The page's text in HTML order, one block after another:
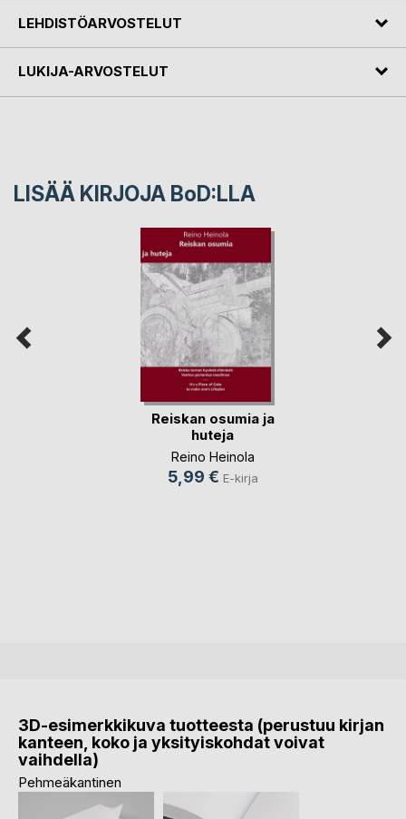
LEHDISTÖARVOSTELUT
LUKIJA-ARVOSTELUT
LISÄÄ KIRJOJA BoD:LLA
Reiskan osumia ja
huteja
Reino Heinola
5,99 € E-kirja
3D-esimerkkikuva tuotteesta (perustuu kirjan
kanteen, koko ja yksityiskohdat voivat
vaihdella)
Pehmeäkantinen